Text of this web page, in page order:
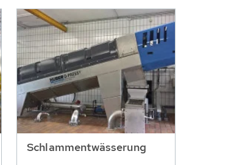
Schlammentwässerung